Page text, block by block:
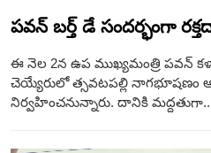
పవన్ బర్త్ డే సందర్భంగా
ఈ నెల 2న ఉప ముఖ్యమంత్రి పవన్
చెయ్యేరులో త్సవటపల్లి నాగభూషణం
నిర్వహించనున్నారు. దానికి